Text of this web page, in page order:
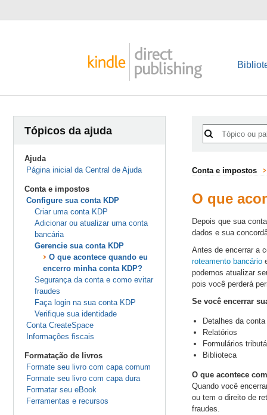
Tópicos da ajuda
Ajuda
Página inicial da Central de Ajuda
Conta e impostos
Configure sua conta KDP
Criar uma conta KDP
Adicionar ou atualizar uma conta
bancária
Gerencie sua conta KDP
O que acontece quando eu
encerro minha conta KDP?
Segurança da conta e como evitar
fraudes
Faça login na sua conta KDP
Verifique sua identidade
Conta CreateSpace
Informações fiscais
Formatação de livros
Formate seu livro com capa comum
Formate seu livro com capa dura
Formatar seu eBook
Ferramentas e recursos
Conta e impostos
O que
Depois que sua
dados e sua
Antes de encerrar a
roteamento bancário
podemos atualizar
pois você perderá
Se você encerrar
Detalhes da conta
Relatórios
Formulários
Biblioteca
O que acontece
Quando você
ou tem o direito de
fraudes.